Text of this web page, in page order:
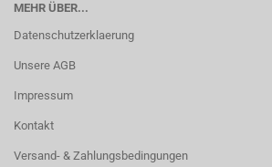
MEHR ÜBER...
Datenschutzerklaerung
Unsere AGB
Impressum
Kontakt
Versand- & Zahlungsbedingungen